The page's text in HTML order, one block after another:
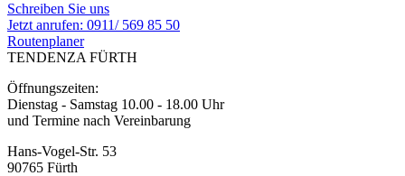
Schreiben Sie uns
Jetzt anrufen: 0911/ 569 85 50
Routenplaner
TENDENZA FÜRTH
Öffnungszeiten:
Dienstag - Samstag 10.00 - 18.00 Uhr
und Termine nach Vereinbarung
Hans-Vogel-Str. 53
90765 Fürth